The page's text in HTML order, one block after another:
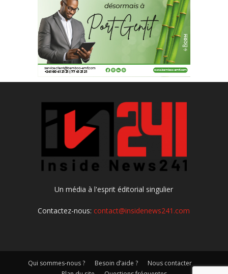
Un média à l'esprit éditorial singulier
Contactez-nous:contact@insidenews241.com
Qui sommes-nous ? Besoin d’aide ?
Nous contacter